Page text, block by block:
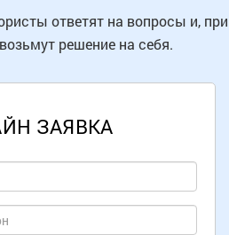
ответят на вопросы и, при
решение на себя.
ЗАЯВКА